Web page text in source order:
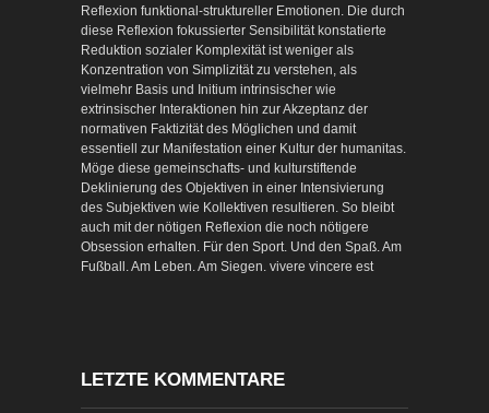
Reflexion funktional-struktureller Emotionen. Die durch
diese Reflexion fokussierter Sensibilität konstatierte
Reduktion sozialer Komplexität ist weniger als
Konzentration von Simplizität zu verstehen, als
vielmehr Basis und Initium intrinsischer wie
extrinsischer Interaktionen hin zur Akzeptanz der
normativen Faktizität des Möglichen und damit
essentiell zur Manifestation einer Kultur der humanitas.
Möge diese gemeinschafts- und kulturstiftende
Deklinierung des Objektiven in einer Intensivierung
des Subjektiven wie Kollektiven resultieren. So bleibt
auch mit der nötigen Reflexion die noch nötigere
Obsession erhalten. Für den Sport. Und den Spaß. Am
Fußball. Am Leben. Am Siegen. vivere vincere est
LETZTE KOMMENTARE